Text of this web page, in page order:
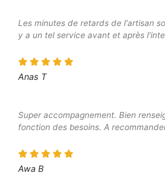
Les minutes de retards de l'artisan
y a un tel service avant et après
Anas T
Super accompagnement. Bien
fonction des besoins. A
Awa B